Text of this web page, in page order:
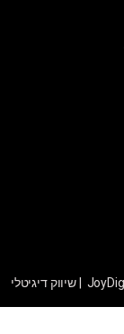
שיווק דיגיטלי